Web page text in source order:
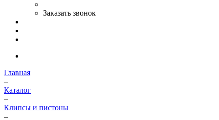
Заказать звонок
Главная
–
Каталог
–
Клипсы и пистоны
–